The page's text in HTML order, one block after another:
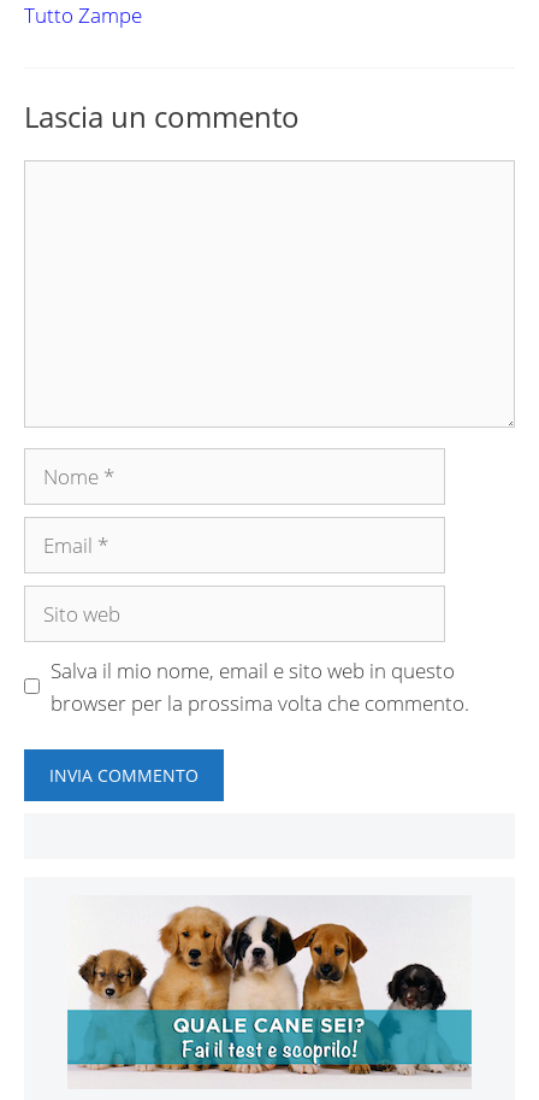
Tutto Zampe
Lascia un commento
Salva il mio nome, email e sito web in questo
browser per la prossima volta che commento.